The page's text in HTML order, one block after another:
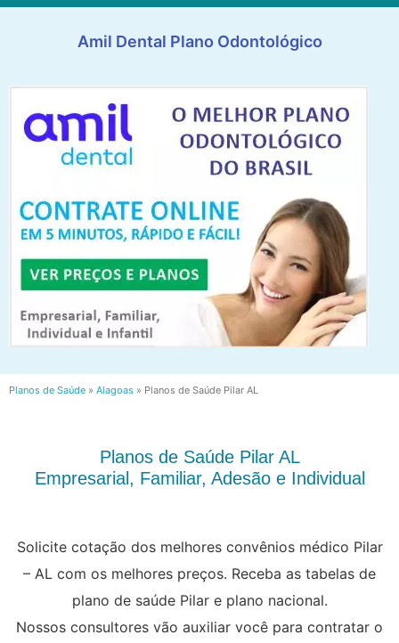
Amil Dental Plano Odontológico
Planos de Saúde » Alagoas » Planos de Saúde Pilar AL
Planos de Saúde Pilar AL
Empresarial, Familiar, Adesão e Individual
Solicite cotação dos melhores convênios médico Pilar
– AL com os melhores preços. Receba as tabelas de
plano de saúde Pilar e plano nacional.
Nossos consultores vão auxiliar você para contratar o